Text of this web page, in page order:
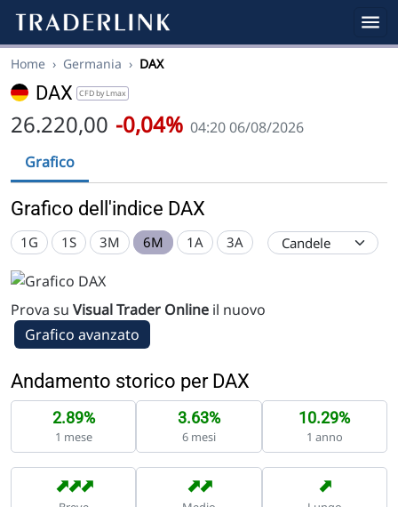
Home › Germania › DAX
DAX CFD by Lmax
26.220,00 -0,04% 04:20 06/08/2026
Grafico
Grafico dell'indice DAX
1G 1S 3M 6M 1A 3A
Prova su Visual Trader Online il nuovo
Grafico avanzato
Andamento storico per DAX
2.89%
1 mese
3.63%
6 mesi
10.29%
1 anno
➡
➡
➡ ➡
➡ ➡